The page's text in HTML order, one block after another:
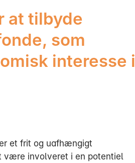
at tilbyde
som
interesse i
et frit og uafhængigt
være involveret i en potentiel